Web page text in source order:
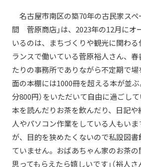
名古屋市南区の築70年の古民家スペ
間 菅原商店」は、2023年の12月にオ
いるのは、まちづくりや観光に関わ
ランスで働いている菅原裕人さん、
たりの事務所でありながら不定期で
面の本棚には1000冊を超える本が並ぶ
分800円）をいただいて自由に過ごして
本を読んだりお茶を飲んだり、日記や
人やパソコン作業をしている人もい
が、目的を狭めたくないので私設図
ていません。おばあちゃん家のお茶
思ってもらえたら嬉しいです」（裕人さ